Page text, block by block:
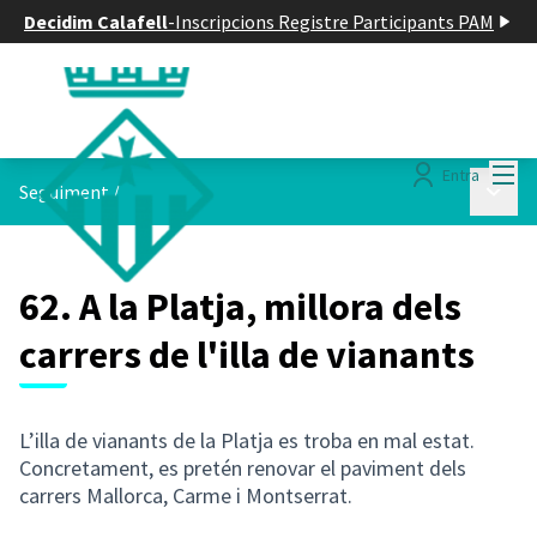
Decidim Calafell-Inscripcions Registre Participants PAM
Entra
Seguiment /
62. A la Platja, millora dels
carrers de l'illa de vianants
L’illa de vianants de la Platja es troba en mal estat.
Concretament, es pretén renovar el paviment dels
carrers Mallorca, Carme i Montserrat.